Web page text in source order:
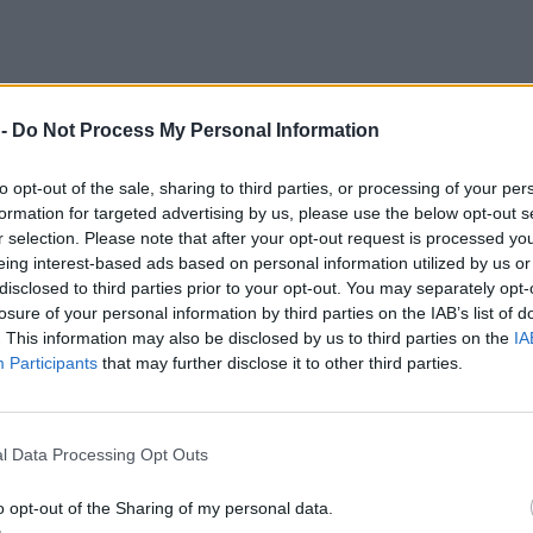
Do Not Process My Personal Information
opt-out of the sale, sharing to third parties, or processing of your
for targeted advertising by us, please use the below opt-out
selection. Please note that after your opt-out request is processed
interest-based ads based on personal information utilized by us
to third parties prior to your opt-out. You may separately
of your personal information by third parties on the IAB’s list of
This information may also be disclosed by us to third parties on the
Participants that may further disclose it to other third parties.
Data Processing Opt Outs
opt-out of the Sharing of my personal data.
do Polski jest po prostu dobrą wiadomością. Taka, którejnie
procedury, współpracuje dyplomatycznie, organizuje
i pożądanym, o tylesystemowo mamy do czynienia z
od skali problemu, okoliczności, a coraz częściej także od